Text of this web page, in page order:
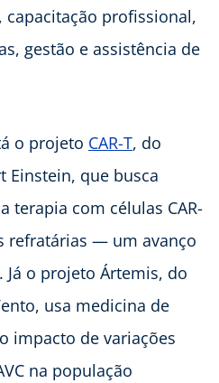
capacitação profissional,
gestão e assistência de
o projeto CAR-T, do
Einstein, que busca
terapia com células CAR-
refratárias — um avanço
o projeto Ártemis, do
usa medicina de
impacto de variações
na população